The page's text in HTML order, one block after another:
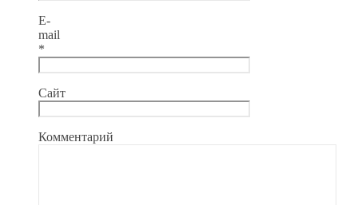
E-
mail
*
Сайт
Комментарий